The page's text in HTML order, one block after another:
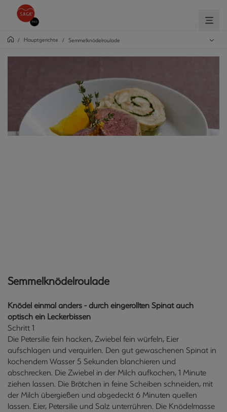
/ Hauptgerichte / Semmelknödelroulade
Semmelknödelroulade
Knödel einmal anders - durch eingerollten Spinat auch
optisch ein Leckerbissen
Schritt 1
Die Petersilie fein hacken, Zwiebel fein würfeln, Eier
aufschlagen und verquirlen. Den gut gewaschenen Spinat in
kochendem Wasser 5 Sekunden blanchieren und
abschrecken. Die Zwiebel in der Milch aufkochen, 1 Minute
ziehen lassen. Die Brötchen in feine Scheiben schneiden, mit
der Milch übergießen und abgedeckt 6 Minuten quellen
lassen. Eier, Petersilie und Salz unterrühren. Die Knödelmasse